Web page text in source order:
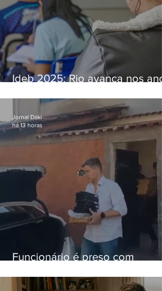
Ideb 2025: Rio avança nos
nacional
Funcionário é preso com
Hospital do Andaraí
Jornal Daki
há 13 horas